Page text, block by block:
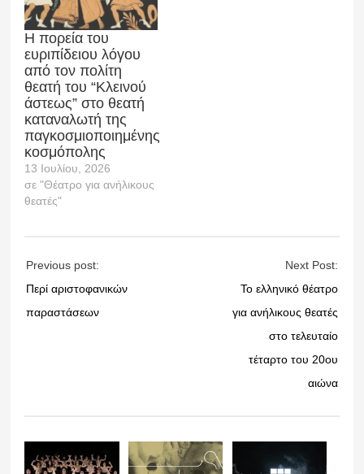
Η πορεία του
ευριπίδειου λόγου
από τον πολίτη
θεατή του “Κλεινού
άστεως” στο θεατή
καταναλωτή της
παγκοσμιοποιημένης
κοσμόπολης
13 Ιουλίου, 2026
σε "Θέατρο για ανήλικους
θεατές"
Previous post:
Περί αριστοφανικών
παραστάσεων
Next Post:
Το ελληνικό θέατρο
για ανήλικους θεατές
στο τελευταίο
τέταρτο του 20ου
αιώνα